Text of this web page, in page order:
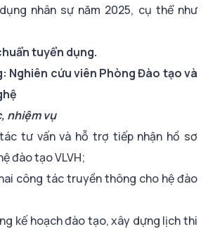
nhân sự năm 2025, cụ thể như
tuyển dụng.
Nghiên cứu viên Phòng Đào tạo và
nhiệm vụ
tư vấn và hỗ trợ tiếp nhận hồ sơ
đào tạo VLVH;
công tác truyền thông cho hệ đào
kế hoạch đào tạo, xây dựng lịch thi